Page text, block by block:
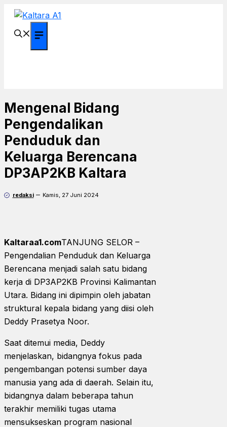
Langsung
Mengenal Bidang
Pengendalikan
Penduduk dan
Keluarga Berencana
DP3AP2KB Kaltara
redaksi Kamis, 27 Juni 2024
Kaltaraa1.comTANJUNG SELOR –
Pengendalian Penduduk dan Keluarga
Berencana menjadi salah satu bidang
kerja di DP3AP2KB Provinsi Kalimantan
Utara. Bidang ini dipimpin oleh jabatan
struktural kepala bidang yang diisi oleh
Deddy Prasetya Noor.
Saat ditemui media, Deddy
menjelaskan, bidangnya fokus pada
pengembangan potensi sumber daya
manusia yang ada di daerah. Selain itu,
bidangnya dalam beberapa tahun
terakhir memiliki tugas utama
mensukseskan program nasional